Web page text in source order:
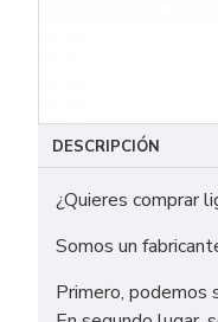
DESCRIPCIÓN
¿Quieres comprar
Somos un
Primero, podemos